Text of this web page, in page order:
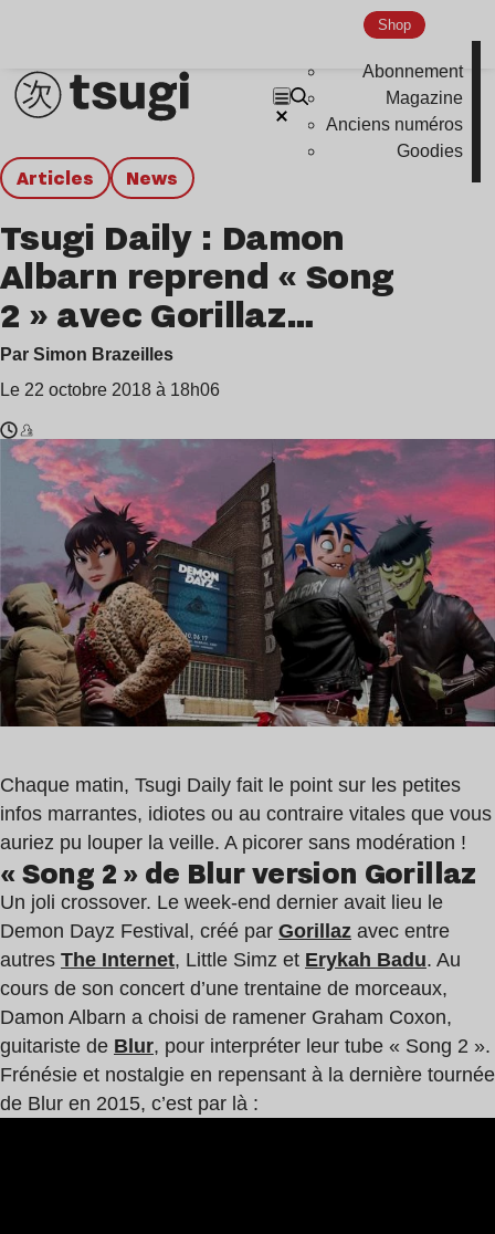
Shop
Abonnement
Magazine
Anciens numéros
Goodies
Articles news
Tsugi Daily : Damon
Albarn reprend « Song
2 » avec Gorillaz…
Par Simon Brazeilles
Le 22 octobre 2018 à 18h06
Temps
lecture
2
min
Damon
Albarn
Gorillaz
Chaque matin, Tsugi Daily fait le point sur les petites
infos marrantes, idiotes ou au contraire vitales que vous
auriez pu louper la veille. A picorer sans modération !
« Song 2 » de Blur version Gorillaz
Un joli crossover. Le week-end dernier avait lieu le
Demon Dayz Festival, créé par Gorillaz avec entre
autres The Internet, Little Simz et Erykah Badu. Au
cours de son concert d’une trentaine de morceaux,
Damon Albarn a choisi de ramener Graham Coxon,
guitariste de Blur, pour interpréter leur tube « Song 2 ».
Frénésie et nostalgie en repensant à la dernière tournée
de Blur en 2015, c’est par là :